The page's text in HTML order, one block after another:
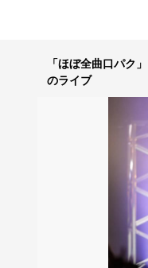
「ほぼ全曲口パク
のライブ